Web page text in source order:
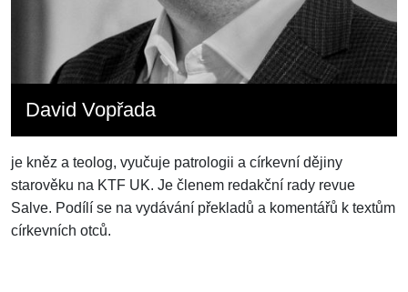
David Vopřada
je kněz a teolog, vyučuje patrologii a církevní dějiny
starověku na KTF UK. Je členem redakční rady revue
Salve. Podílí se na vydávání překladů a komentářů k textům
církevních otců.